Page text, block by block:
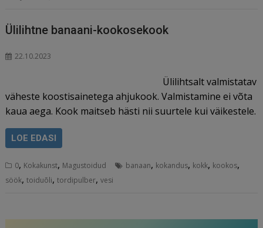
Ülilihtne banaani-kookosekook
22.10.2023
Ülilihtsalt valmistatav
väheste koostisainetega ahjukook. Valmistamine ei võta
kaua aega. Kook maitseb hästi nii suurtele kui väikestele.
LOE EDASI
0, Kokakunst, Magustoidud banaan, kokandus, kokk, kookos,
söök,toiduõli,tordipulber,vesi